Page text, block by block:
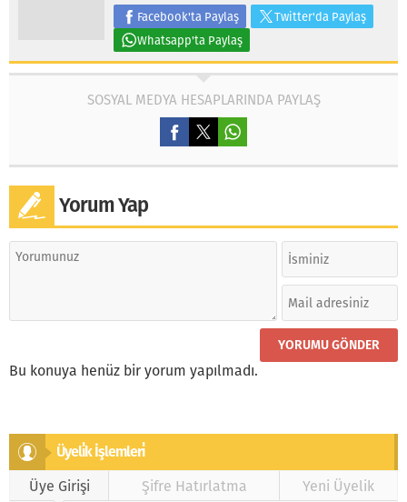
Facebook'ta Paylaş
Twitter'da Paylaş
Whatsapp'ta Paylaş
SOSYAL MEDYA HESAPLARINDA PAYLAŞ
Yorum Yap
Bu konuya henüz bir yorum yapılmadı.
Üyeli̇k İşlemleri̇
Üye Girişi
Şifre Hatırlatma Yeni Üyelik